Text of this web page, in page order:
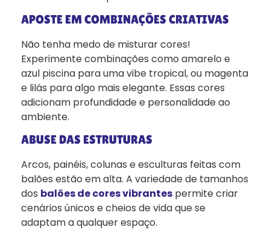
APOSTE EM COMBINAÇÕES CRIATIVAS
Não tenha medo de misturar cores!
Experimente combinações como amarelo e
azul piscina para uma vibe tropical, ou magenta
e lilás para algo mais elegante. Essas cores
adicionam profundidade e personalidade ao
ambiente.
ABUSE DAS ESTRUTURAS
Arcos, painéis, colunas e esculturas feitas com
balões estão em alta. A variedade de tamanhos
dos balões de cores vibrantes permite criar
cenários únicos e cheios de vida que se
adaptam a qualquer espaço.